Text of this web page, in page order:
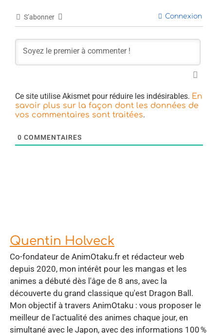
S’abonner Connexion
Ce site utilise Akismet pour réduire les indésirables. En
savoir plus sur la façon dont les données de
vos commentaires sont traitées.
0 COMMENTAIRES
Quentin Holveck
Co-fondateur de AnimOtaku.fr et rédacteur web
depuis 2020, mon intérêt pour les mangas et les
animes a débuté dès l'âge de 8 ans, avec la
découverte du grand classique qu'est Dragon Ball.
Mon objectif à travers AnimOtaku : vous proposer le
meilleur de l'actualité des animes chaque jour, en
simultané avec le Japon, avec des informations 100 %